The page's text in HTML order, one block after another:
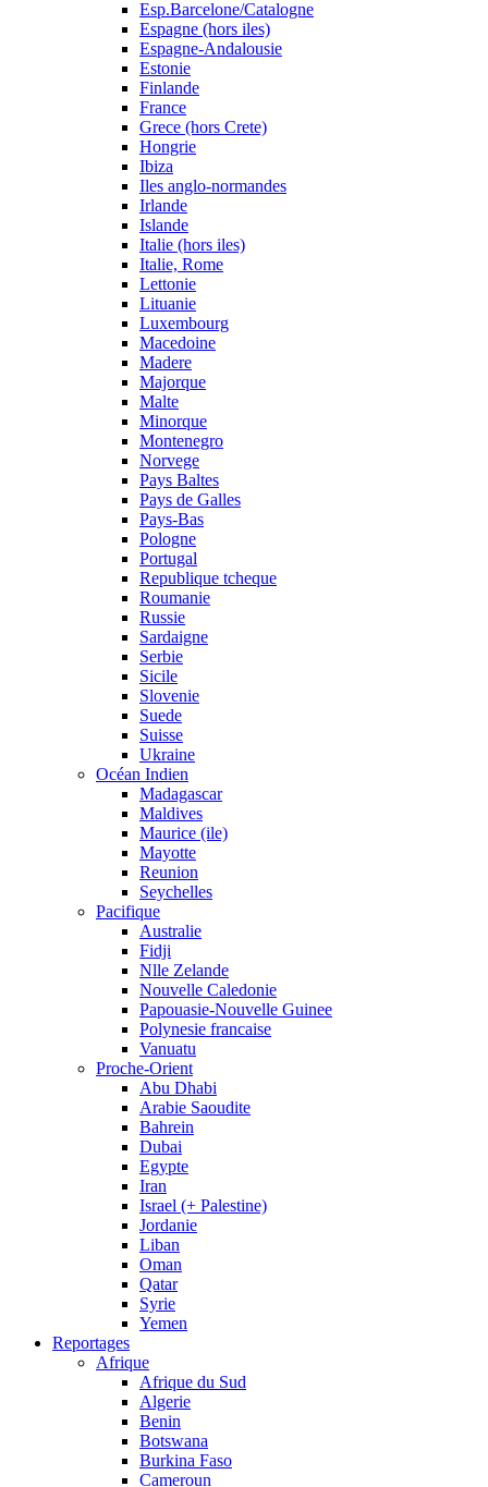
Esp.Barcelone/Catalogne
Espagne (hors iles)
Espagne-Andalousie
Estonie
Finlande
France
Grece (hors Crete)
Hongrie
Ibiza
Iles anglo-normandes
Irlande
Islande
Italie (hors iles)
Italie, Rome
Lettonie
Lituanie
Luxembourg
Macedoine
Madere
Majorque
Malte
Minorque
Montenegro
Norvege
Pays Baltes
Pays de Galles
Pays-Bas
Pologne
Portugal
Republique tcheque
Roumanie
Russie
Sardaigne
Serbie
Sicile
Slovenie
Suede
Suisse
Ukraine
Océan Indien
Madagascar
Maldives
Maurice (ile)
Mayotte
Reunion
Seychelles
Pacifique
Australie
Fidji
Nlle Zelande
Nouvelle Caledonie
Papouasie-Nouvelle Guinee
Polynesie francaise
Vanuatu
Proche-Orient
Abu Dhabi
Arabie Saoudite
Bahrein
Dubai
Egypte
Iran
Israel (+ Palestine)
Jordanie
Liban
Oman
Qatar
Syrie
Yemen
Reportages
Afrique
Afrique du Sud
Algerie
Benin
Botswana
Burkina Faso
Cameroun